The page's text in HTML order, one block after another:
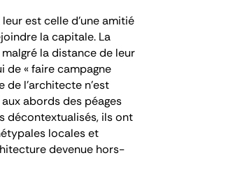
est celle d’une amitié
la capitale. La
la distance de leur
de « faire campagne
de l’architecte n’est
abords des péages
décontextualisés, ils ont
locales et
devenue hors-